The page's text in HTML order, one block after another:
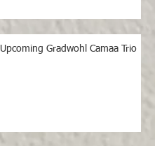
Upcoming Gradwohl Camaa Trio